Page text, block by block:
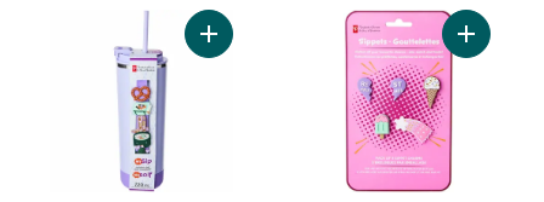
au poulet et aux
saumon, aux
pommes de terre et
aux pois
Ajouter Bouteille isotherme en acierAjouter